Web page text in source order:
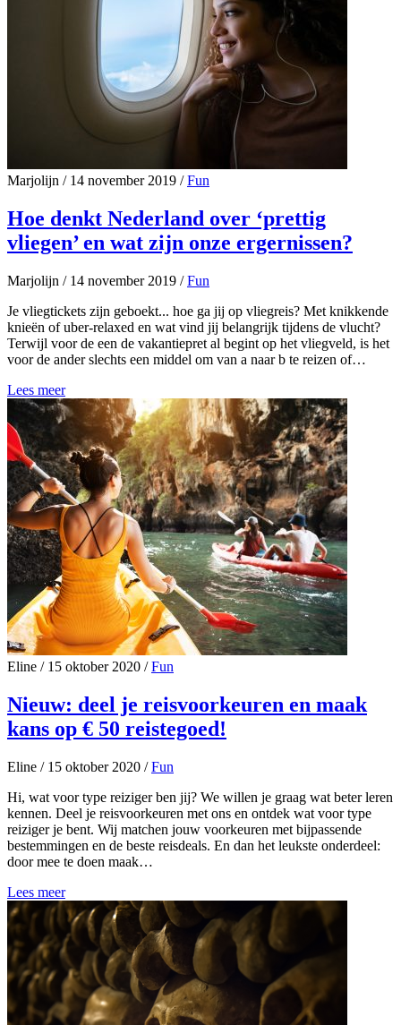
Marjolijn /14 november 2019 / Fun
Hoe denkt Nederland over ‘prettig
vliegen’ en wat zijn onze ergernissen?
Marjolijn /14 november 2019 / Fun
Je vliegtickets zijn geboekt... hoe ga jij op vliegreis? Met knikkende
knieën of uber-relaxed en wat vind jij belangrijk tijdens de vlucht?
Terwijl voor de een de vakantiepret al begint op het vliegveld, is het
voor de ander slechts een middel om van a naar b te reizen of…
Lees meer
Eline /15 oktober 2020 / Fun
Nieuw: deel je reisvoorkeuren en maak
kans op € 50 reistegoed!
Eline /15 oktober 2020 / Fun
Hi, wat voor type reiziger ben jij? We willen je graag wat beter leren
kennen. Deel je reisvoorkeuren met ons en ontdek wat voor type
reiziger je bent. Wij matchen jouw voorkeuren met bijpassende
bestemmingen en de beste reisdeals. En dan het leukste onderdeel:
door mee te doen maak…
Lees meer